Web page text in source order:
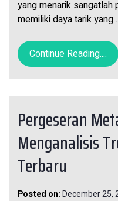
yang menarik sangatlah
memiliki daya tarik yang…
Continue Reading....
Pergeseran
Menganalisis
Terbaru
Posted on:December 25,